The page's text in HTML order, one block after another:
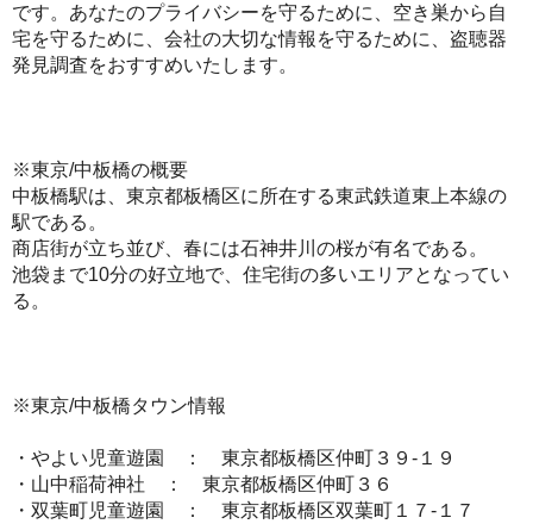
です。あなたのプライバシーを守るために、空き巣から自
宅を守るために、会社の大切な情報を守るために、盗聴器
発見調査をおすすめいたします。
※東京/中板橋の概要
中板橋駅は、東京都板橋区に所在する東武鉄道東上本線の
駅である。
商店街が立ち並び、春には石神井川の桜が有名である。
池袋まで10分の好立地で、住宅街の多いエリアとなってい
る。
※東京/中板橋タウン情報
・やよい児童遊園 ： 東京都板橋区仲町３９-１９
・山中稲荷神社 ： 東京都板橋区仲町３６
・双葉町児童遊園 ： 東京都板橋区双葉町１７-１７